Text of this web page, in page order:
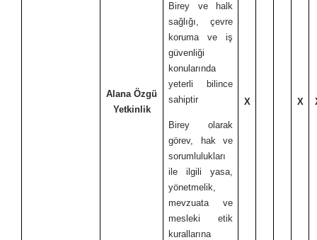
Alana Özgü
Yetkinlik
Birey ve halk
sağlığı, çevre
koruma ve iş
güvenliği
konularında
yeterli bilince
sahiptir
Birey olarak
görev, hak ve
sorumlulukları
ile ilgili yasa,
yönetmelik,
mevzuata ve
mesleki etik
kurallarına
X X